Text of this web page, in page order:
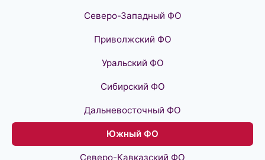
Северо-Западный ФО
Приволжский ФО
Уральский ФО
Сибирский ФО
Дальневосточный ФО
Южный ФО
Северо-Кавказский ФО